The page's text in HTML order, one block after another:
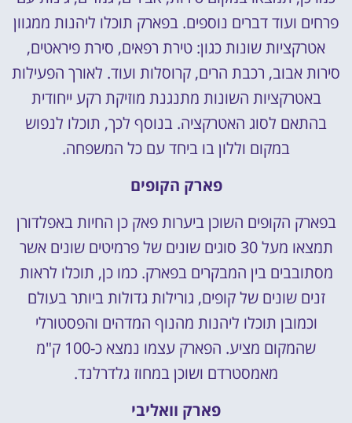
פרחים ועוד דברים נוספים. בפארק תוכלו ליהנות ממגוון
אטרקציות שונות כגון: טירת רפאים, סירת פיראטים,
סירות אבוב, רכבת הרים, קרוסלות ועוד. לאורך הפעילות
באטרקציות השונות מתנגנת מוזיקת רקע ייחודית
בהתאם לסוג האטרקציה. בנוסף לכך, תוכלו לנפוש
במקום וללון בו ביחד עם כל המשפחה.
פארק הקופים
בפארק הקופים השוכן ביערות פאק כן החיות באפלדורן
תמצאו מעל 30 סוגים שונים של פרמיטים שונים אשר
מסתובבים בין המבקרים בפארק. כמו כן, תוכלו לראות
זנים שונים של קופים, גורילות גדולות ביותר בעולם
וכמובן תוכלו ליהנות מהנוף המדהים והפסטורלי
שהמקום מציע. הפארק עצמו נמצא כ-100 ק"מ
מאמסטרדם ושוכן במחוז גלדרלנד.
פארק וואליבי